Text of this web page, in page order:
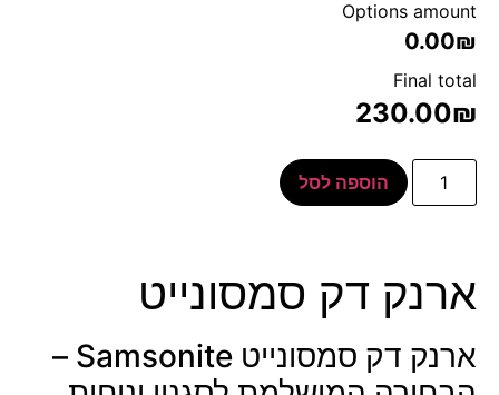
Options amount
0.00₪
Final total
230.00₪
הוספה לסל
ארנק דק סמסונייט
ארנק דק סמסונייט Samsonite –